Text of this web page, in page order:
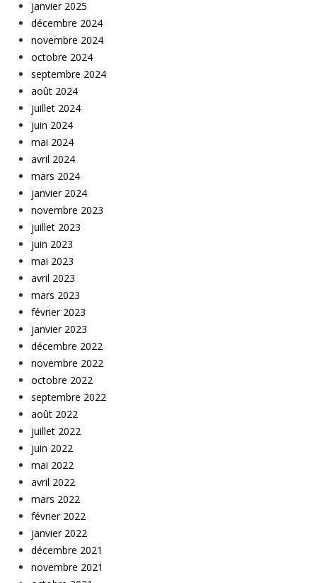
janvier 2025
décembre 2024
novembre 2024
octobre 2024
septembre 2024
août 2024
juillet 2024
juin 2024
mai 2024
avril 2024
mars 2024
janvier 2024
novembre 2023
juillet 2023
juin 2023
mai 2023
avril 2023
mars 2023
février 2023
janvier 2023
décembre 2022
novembre 2022
octobre 2022
septembre 2022
août 2022
juillet 2022
juin 2022
mai 2022
avril 2022
mars 2022
février 2022
janvier 2022
décembre 2021
novembre 2021